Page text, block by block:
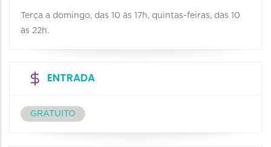
Terça a domingo, das 10 às 17h, quintas-feiras, das 10
às 22h.
ENTRADA
GRATUITO